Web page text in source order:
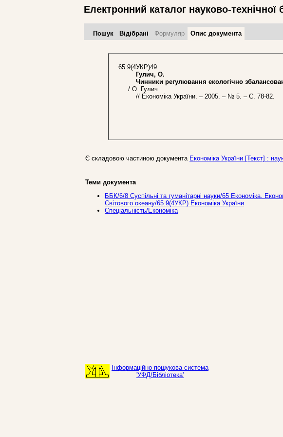
Електронний каталог науково-технічної
Пошук Відібрані Формуляр Опис документа
65.9(4УКР)49
Гулич, О.
Чинники регулювання екологічно
/ О. Гулич
// Економіка України. – 2005. – № 5. – С. 78-82.
Є складовою частиною документа Економіка України [Текст] :
Теми документа
ББК/6/8 Суспільні та гуманітарні науки/65 Економіка.
Світового океану/65.9(4УКР) Економіка України
Спеціальність/Економіка
Інформаційно-пошукова система
'УФД/Бібліотека'